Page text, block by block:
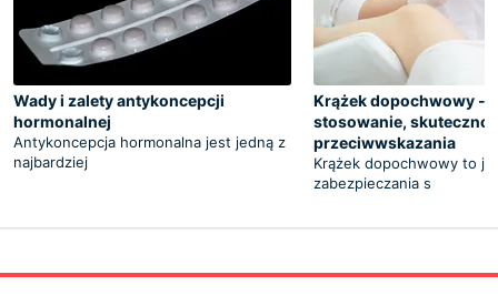
Wady i zalety antykoncepcji
hormonalnej
Antykoncepcja hormonalna jest jedną z
najbardziej
Krążek dopochwowy -
stosowanie,
przeciwwskazania
Krążek dopochwowy to
zabezpieczania s